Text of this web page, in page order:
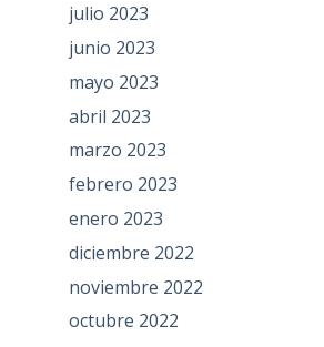
julio 2023
junio 2023
mayo 2023
abril 2023
marzo 2023
febrero 2023
enero 2023
diciembre 2022
noviembre 2022
octubre 2022